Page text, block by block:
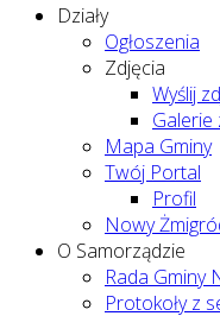
Działy
Ogłoszenia
Zdjęcia
Wyślij
Galerie
Mapa Gminy
Twój Portal
Profil
Nowy
O Samorządzie
Rada Gminy
Protokoły z